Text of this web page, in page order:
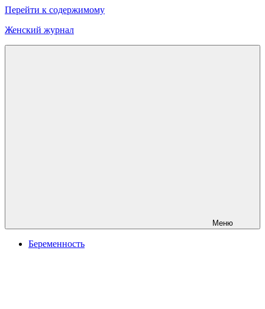
Перейти к содержимому
Женский журнал
Меню
Беременность